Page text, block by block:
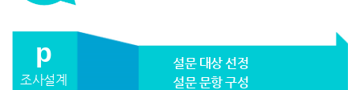
p
조사설계
설문 대상 선정
설문 문항 구성